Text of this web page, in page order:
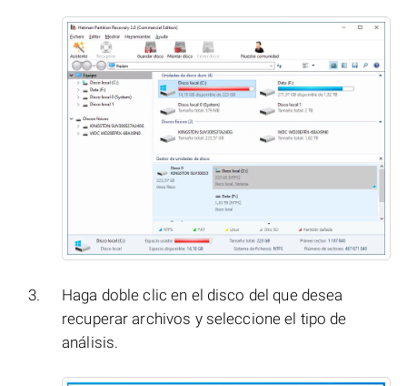
Haga doble clic en el disco del que desea
recuperar archivos y seleccione el tipo de
análisis.